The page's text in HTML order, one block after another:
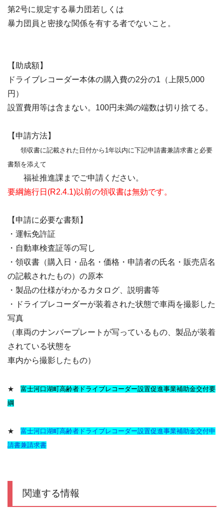
第2号に規定する暴力団若しくは
暴力団員と密接な関係を有する者でないこと。
【助成額】
ドライブレコーダー本体の購入費の2分の1（上限5,000
円）
設置費用等は含まない。100円未満の端数は切り捨てる。
【申請方法】
領収書に記載された日付から1年以内に下記申請書兼請求書と必要
書類を添えて
福祉推進課までご申請ください。
要綱施行日(R2.4.1)以前の領収書は無効です。
【申請に必要な書類】
・運転免許証
・自動車検査証等の写し
・領収書（購入日・品名・価格・申請者の氏名・販売店名
の記載されたもの）の原本
・製品の仕様がわかるカタログ、説明書等
・ドライブレコーダーが装着された状態で車両を撮影した
写真
（車両のナンバープレートが写っているもの、製品が装着
されている状態を
車内から撮影したもの）
★ 富士河口湖町高齢者ドライブレコーダー設置促進事業補助金交付要
綱
★ 富士河口湖町高齢者ドライブレコーダー設置促進事業補助金交付申
請書兼請求書
関連する情報